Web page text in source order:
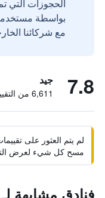
الحجوزات التي
مع شركائنا
7.8 جيد
6,611 من التقييمات تم التحقق منها
لم يتم العثور على
مسح كل شيء لعرض
فنادق مشابهة